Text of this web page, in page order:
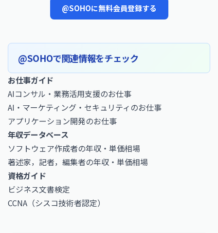
@SOHOに無料会員登録する
@SOHOで関連情報をチェック
お仕事ガイド
AIコンサル・業務活用支援のお仕事
AI・マーケティング・セキュリティのお仕事
アプリケーション開発のお仕事
年収データベース
ソフトウェア作成者の年収・単価相場
著述家，記者，編集者の年収・単価相場
資格ガイド
ビジネス文書検定
CCNA（シスコ技術者認定）